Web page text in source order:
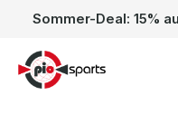
Zum Hauptinhalt springen